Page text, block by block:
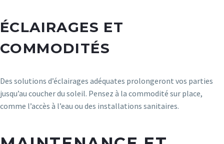
ÉCLAIRAGES ET
COMMODITÉS
Des solutions d’éclairages adéquates prolongeront vos parties
jusqu’au coucher du soleil. Pensez à la commodité sur place,
comme l’accès à l’eau ou des installations sanitaires.